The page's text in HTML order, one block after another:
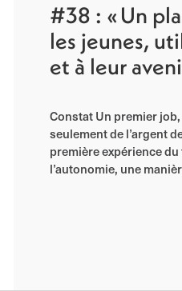
#38 : « Un
les jeunes,
et à leur
Constat Un premier job,
seulement de l’argent
première expérience
l’autonomie, une